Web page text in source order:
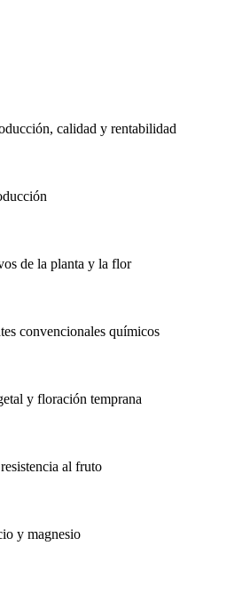
calidad y rentabilidad
de la planta y la flor
convencionales químicos
y floración temprana
al fruto
y magnesio